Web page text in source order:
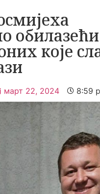
обилазећи
које
март 22, 2024 8:59